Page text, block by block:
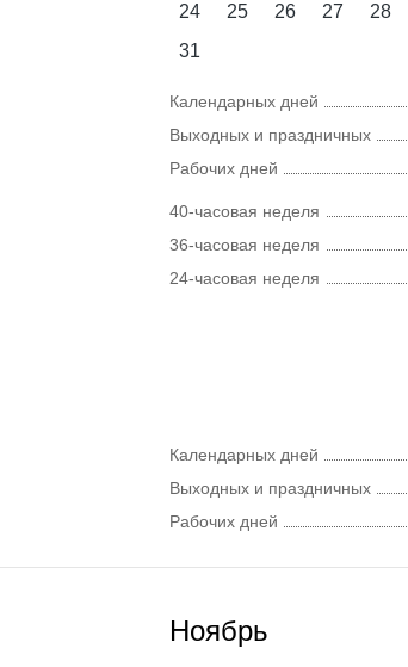
24
25 26 27 28
31
Календарных дней
Выходных и праздничных
Рабочих дней
40-часовая неделя
36-часовая неделя
24-часовая неделя
Календарных дней
Выходных и праздничных
Рабочих дней
Ноябрь